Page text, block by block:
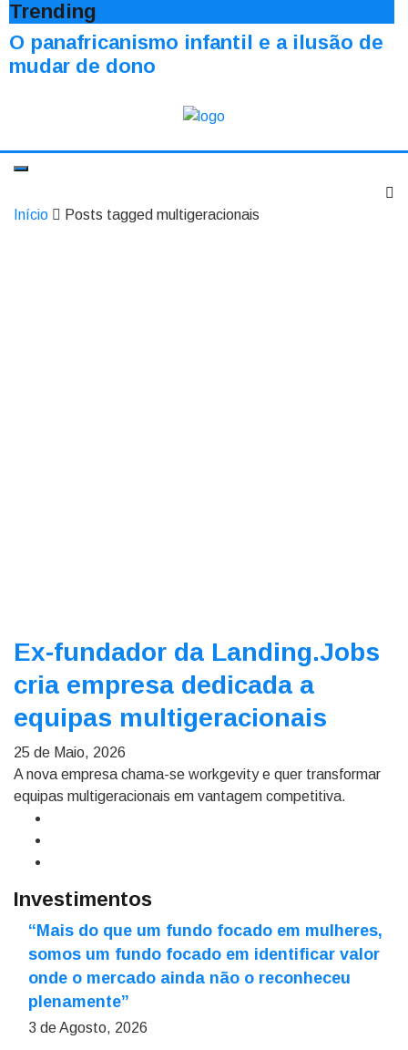
Trending
O panafricanismo infantil e a ilusão de
mudar de dono
Início Posts tagged multigeracionais
Ex-fundador da Landing.Jobs
cria empresa dedicada a
equipas multigeracionais
25 de Maio, 2026
A nova empresa chama-se workgevity e quer transformar
equipas multigeracionais em vantagem competitiva.
Investimentos
“Mais do que um fundo focado em mulheres,
somos um fundo focado em identificar valor
onde o mercado ainda não o reconheceu
plenamente”
3 de Agosto, 2026